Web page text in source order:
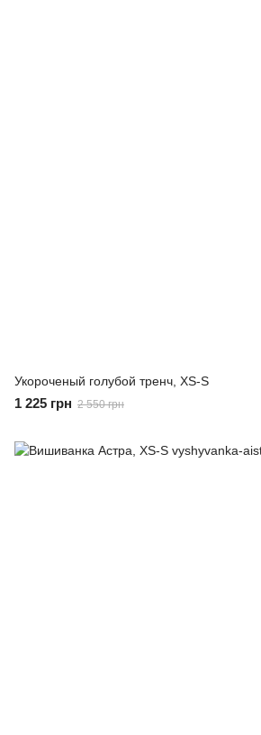
Укороченый голубой тренч, XS-S
1 225 грн 2 550 грн